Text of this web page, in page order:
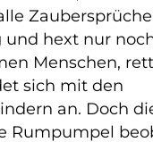
Zaubersprüche
hext nur
Menschen,
sich mit den
an. Doch
Rumpumpel